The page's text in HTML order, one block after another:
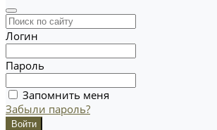
Логин
Пароль
Запомнить меня
Забыли пароль?